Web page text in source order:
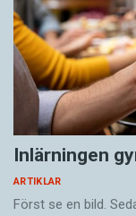
Inlärningen
ARTIKLAR
Först se en bild.